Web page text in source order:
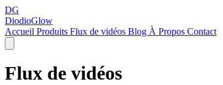
DG
DiodioGlow
Accueil Produits Flux de vidéos Blog À Propos Contact
Flux de vidéos